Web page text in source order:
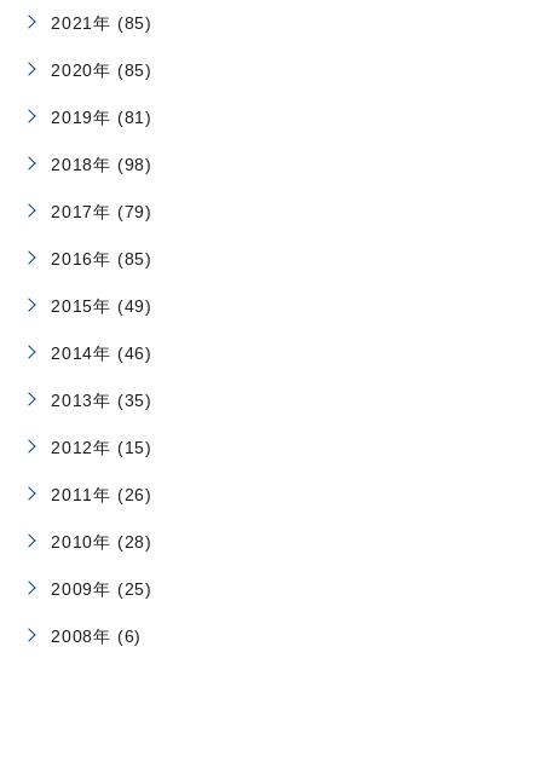
2021年 (85)
2020年 (85)
2019年 (81)
2018年 (98)
2017年 (79)
2016年 (85)
2015年 (49)
2014年 (46)
2013年 (35)
2012年 (15)
2011年 (26)
2010年 (28)
2009年 (25)
2008年 (6)